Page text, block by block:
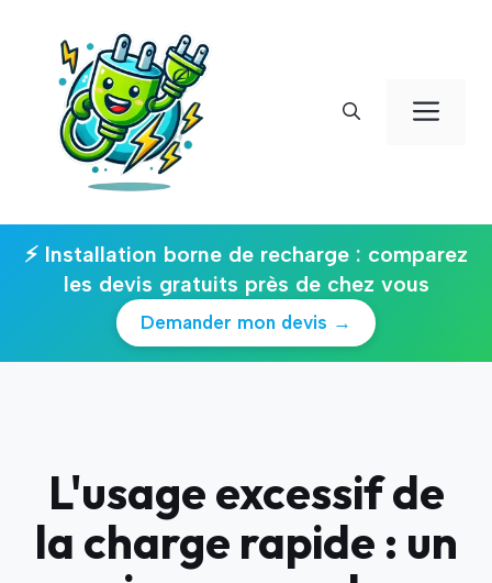
contenu
⚡ Installation borne de recharge : comparez
les devis gratuits près de chez vous
Demander mon devis →
L'usage excessif de
la charge rapide : un